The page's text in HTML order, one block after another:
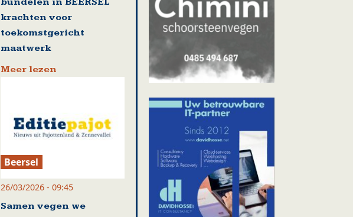
bundelen in BEERSEL
krachten voor
toekomstgericht
maatwerk
Meer lezen
Beersel
26/03/2026 - 09:45
Samen vegen we